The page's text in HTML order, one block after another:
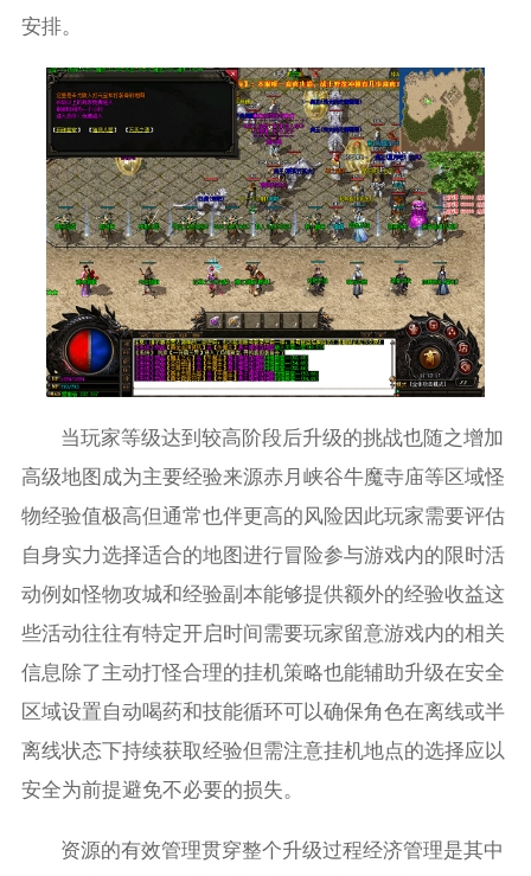
安排。
当玩家等级达到较高阶段后升级的挑战也随之增加
高级地图成为主要经验来源赤月峡谷牛魔寺庙等区域怪
物经验值极高但通常也伴更高的风险因此玩家需要评估
自身实力选择适合的地图进行冒险参与游戏内的限时活
动例如怪物攻城和经验副本能够提供额外的经验收益这
些活动往往有特定开启时间需要玩家留意游戏内的相关
信息除了主动打怪合理的挂机策略也能辅助升级在安全
区域设置自动喝药和技能循环可以确保角色在离线或半
离线状态下持续获取经验但需注意挂机地点的选择应以
安全为前提避免不必要的损失。
资源的有效管理贯穿整个升级过程经济管理是其中